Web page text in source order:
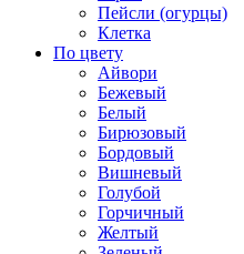
Пейсли (огурцы)
Клетка
По цвету
Айвори
Бежевый
Белый
Бирюзовый
Бордовый
Вишневый
Голубой
Горчичный
Желтый